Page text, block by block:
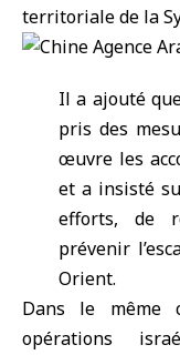
territoriale de la
Il a ajouté
pris des
œuvre les
et a insisté
efforts, de
prévenir
Orient.
Dans le même
opérations